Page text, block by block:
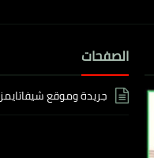
الصفحات
جريدة وموقع شيفاتايمز